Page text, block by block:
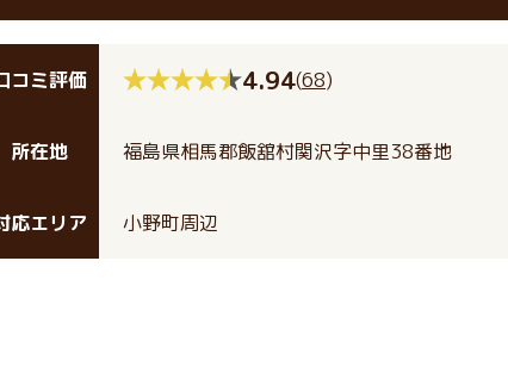
コミ評価 4.94(68)
所在地 福島県相馬郡飯舘村関沢字中里38番地
応エリア 小野町周辺